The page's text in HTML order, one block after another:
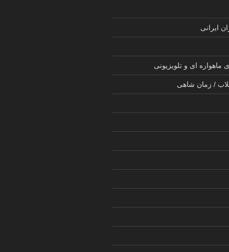
ایرانی
ماهواره ای و تلویزیونی
/ زمان شاهی